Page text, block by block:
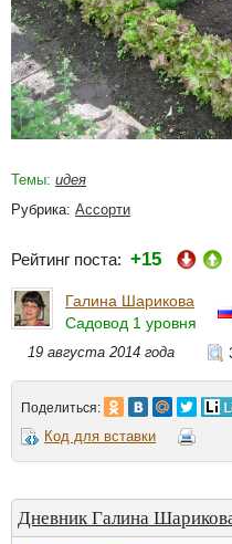
Темы: идея
Рубрика: Ассорти
Рейтинг поста: +15
Галина Шарикова
Садовод 1 уровня
19 августа 2014 года
Поделиться:
Код для вставки
Дневник Галина